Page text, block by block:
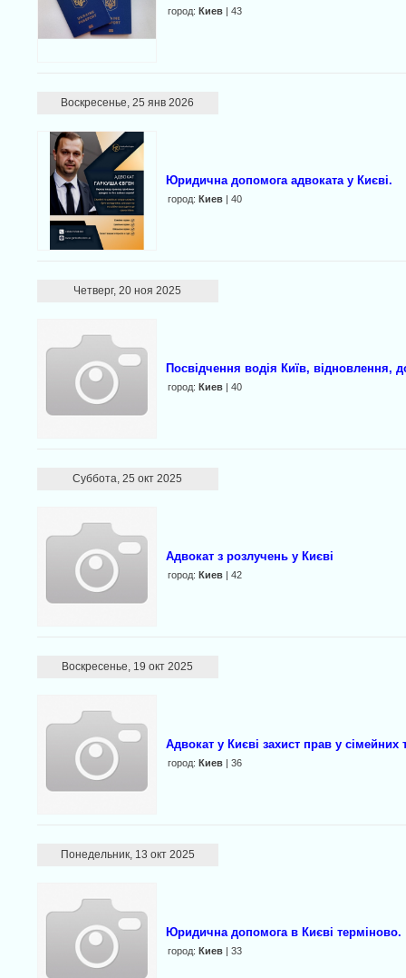
город: Киев| 43
Воскресенье, 25 янв 2026
Юридична допомога адвоката у Києві.
город: Киев| 40
Четверг, 20 ноя 2025
Посвідчення водія Київ, відновлення,
город: Киев| 40
Суббота, 25 окт 2025
Адвокат з розлучень у Києві
город: Киев| 42
Воскресенье, 19 окт 2025
Адвокат у Києві захист прав у сімейних
город: Киев| 36
Понедельник, 13 окт 2025
Юридична допомога в Києві терміново.
город: Киев| 33